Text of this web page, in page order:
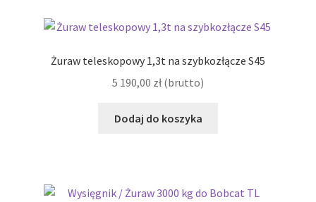
Żuraw teleskopowy 1,3t na szybkozłącze S45
5 190,00 zł(brutto)
Dodaj do koszyka